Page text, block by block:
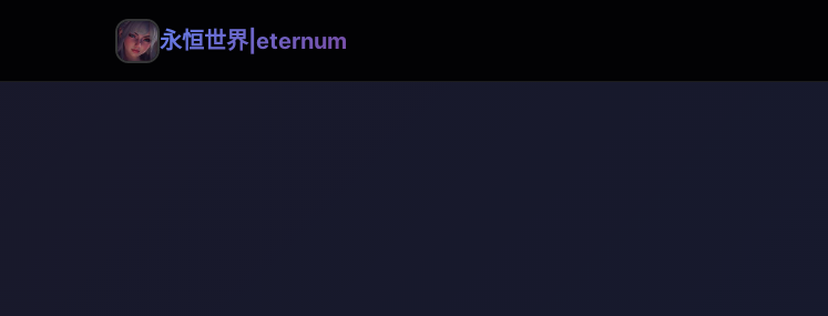
永恒世界|eternum